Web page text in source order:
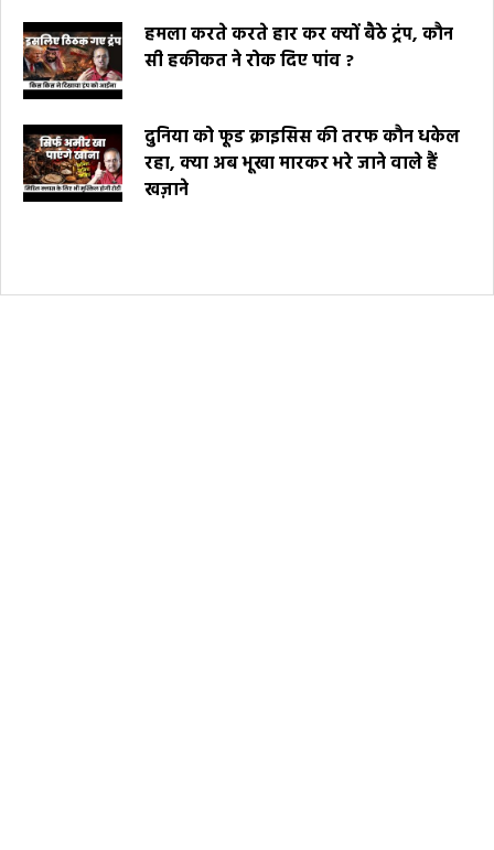
हमला करते करते हार कर क्यों बैठे ट्रंप, कौन
सी हकीकत ने रोक दिए पांव ?
दुनिया को फूड क्राइसिस की तरफ कौन धकेल
रहा, क्या अब भूखा मारकर भरे जाने वाले हैं
खज़ाने